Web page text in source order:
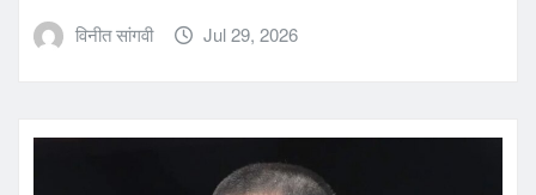
विनीत सांगवी Jul 29, 2026